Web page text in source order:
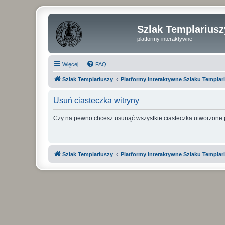
Szlak
platformy interaktywne
Więcej… FAQ
Szlak Templariuszy Platformy interaktywne Szlaku
Usuń ciasteczka witryny
Czy na pewno chcesz usunąć wszystkie ciasteczka utworzone
Szlak Templariuszy Platformy interaktywne Szlaku